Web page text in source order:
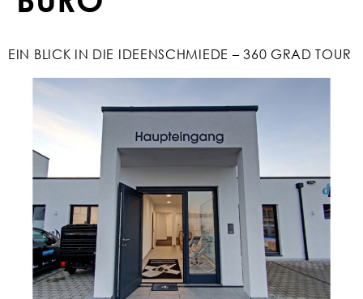
EIN BLICK IN DIE IDEENSCHMIEDE – 360 GRAD TOUR